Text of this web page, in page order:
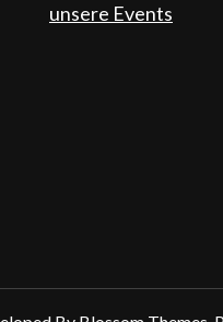
unsere Events